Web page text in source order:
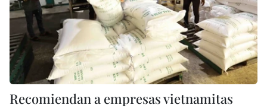
Recomiendan a empresas vietnamitas